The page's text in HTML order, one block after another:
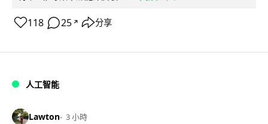
118 25 ↗ 分享
人工智能
Lawton 3 小時